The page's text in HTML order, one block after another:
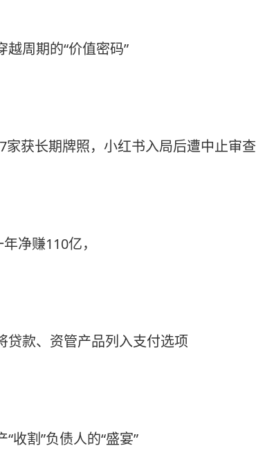
周期的“价值密码”
家获长期牌照，小红书入局后遭中止审查
净赚110亿，
贷款、资管产品列入支付选项
收割”负债人的“盛宴”